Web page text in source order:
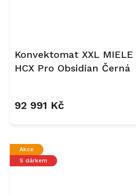
Konvektomat XXL MIELE
HCX Pro Obsidian Černá
92 991 Kč
Akce
S dárkem